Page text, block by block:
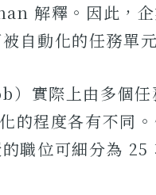
解釋。因此，企
自動化的任務單元
）實際上由多個
的程度各有不同
職位可細分為